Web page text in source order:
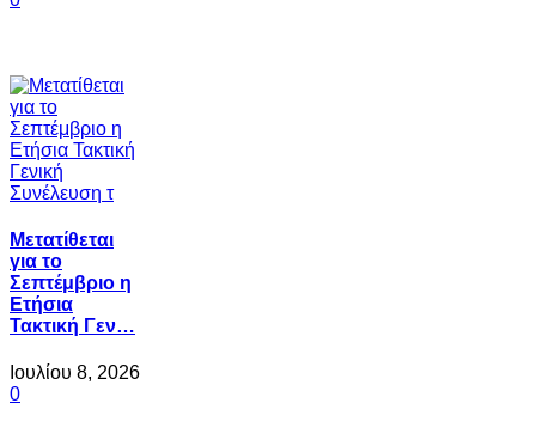
Μετατίθεται
για το
Σεπτέμβριο η
Ετήσια
Τακτική Γεν…
Ιουλίου 8, 2026
0